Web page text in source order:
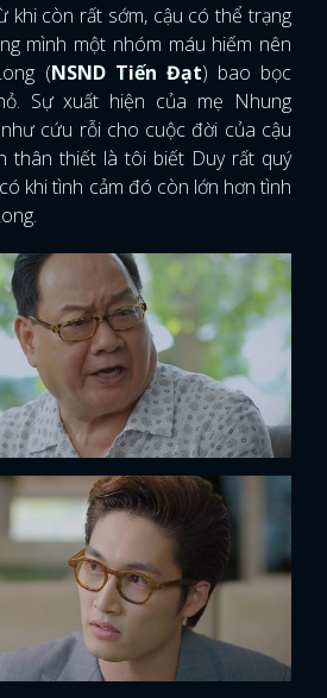
khi còn rất sớm, cậu có thể trạng
mình một nhóm máu hiếm nên
(NSND Tiến Đạt) bao bọc
Sự xuất hiện của mẹ Nhung
cứu rỗi cho cuộc đời của cậu
thân thiết là tôi biết Duy rất quý
khi tình cảm đó còn lớn hơn tình